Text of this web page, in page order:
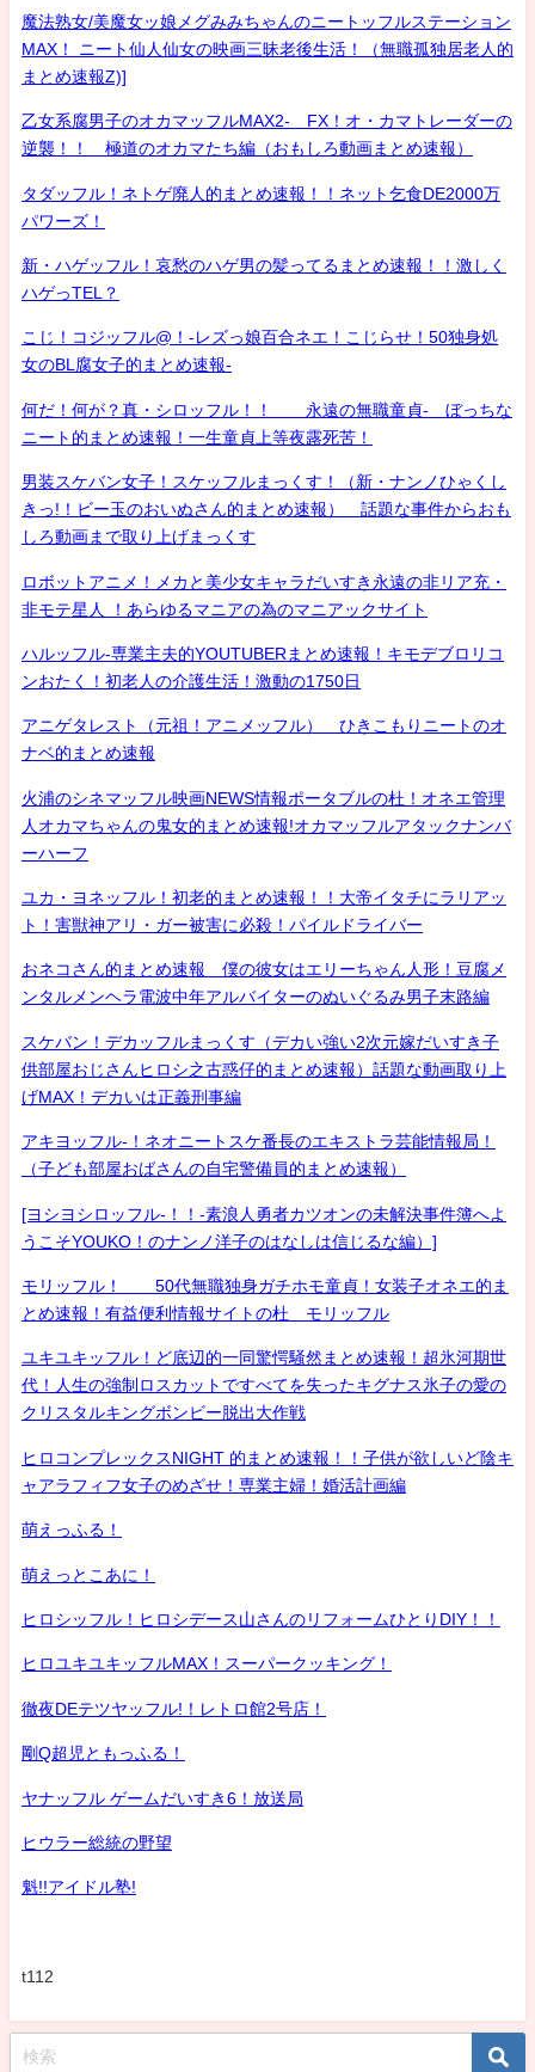
魔法熟女/美魔女ッ娘メグみみちゃんのニートッフルステーション
MAX！ ニート仙人仙女の映画三昧老後生活！（無職孤独居老人的
まとめ速報Z)]
乙女系腐男子のオカマッフルMAX2- FX！オ・カマトレーダーの
逆襲！！ 極道のオカマたち編（おもしろ動画まとめ速報）
タダッフル！ネトゲ廃人的まとめ速報！！ネット乞食DE2000万
パワーズ！
新・ハゲッフル！哀愁のハゲ男の髪ってるまとめ速報！！激しく
ハゲっTEL？
こじ！コジッフル@！-レズっ娘百合ネエ！こじらせ！50独身処
女のBL腐女子的まとめ速報-
何だ！何が？真・シロッフル！！ 永遠の無職童貞- ぼっちな
ニート的まとめ速報！一生童貞上等夜露死苦！
男装スケバン女子！スケッフルまっくす！（新・ナンノひゃくし
きっ!！ビー玉のおいぬさん的まとめ速報） 話題な事件からおも
しろ動画まで取り上げまっくす
ロボットアニメ！メカと美少女キャラだいすき永遠の非リア充・
非モテ星人 ！あらゆるマニアの為のマニアックサイト
ハルッフル-専業主夫的YOUTUBERまとめ速報！キモデブロリコ
ンおたく！初老人の介護生活！激動の1750日
アニゲタレスト（元祖！アニメッフル） ひきこもりニートのオ
ナベ的まとめ速報
火浦のシネマッフル映画NEWS情報ポータブルの杜！オネエ管理
人オカマちゃんの鬼女的まとめ速報!オカマッフルアタックナンバ
ーハーフ
ユカ・ヨネッフル！初老的まとめ速報！！大帝イタチにラリアッ
ト！害獣神アリ・ガー被害に必殺！パイルドライバー
おネコさん的まとめ速報 僕の彼女はエリーちゃん人形！豆腐メ
ンタルメンヘラ電波中年アルバイターのぬいぐるみ男子末路編
スケバン！デカッフルまっくす（デカい強い2次元嫁だいすき子
供部屋おじさんヒロシ之古惑仔的まとめ速報）話題な動画取り上
げMAX！デカいは正義刑事編
アキヨッフル-！ネオニートスケ番長のエキストラ芸能情報局！
（子ども部屋おばさんの自宅警備員的まとめ速報）
[ヨシヨシロッフル-！！-素浪人勇者カツオンの未解決事件簿へよ
うこそYOUKO！のナンノ洋子のはなしは信じるな編）]
モリッフル！ 50代無職独身ガチホモ童貞！女装子オネエ的ま
とめ速報！有益便利情報サイトの杜 モリッフル
ユキユキッフル！ど底辺的一同驚愕騒然まとめ速報！超氷河期世
代！人生の強制ロスカットですべてを失ったキグナス氷子の愛の
クリスタルキングボンビー脱出大作戦
ヒロコンプレックスNIGHT 的まとめ速報！！子供が欲しいど陰キ
ャアラフィフ女子のめざせ！専業主婦！婚活計画編
萌えっふる！
萌えっとこあに！
ヒロシッフル！ヒロシデース山さんのリフォームひとりDIY！！
ヒロユキユキッフルMAX！スーパークッキング！
徹夜DEテツヤッフル!！レトロ館2号店！
剛Q超児ともっふる！
ヤナッフル ゲームだいすき6！放送局
ヒウラー総統の野望
魁!!アイドル塾!
t112